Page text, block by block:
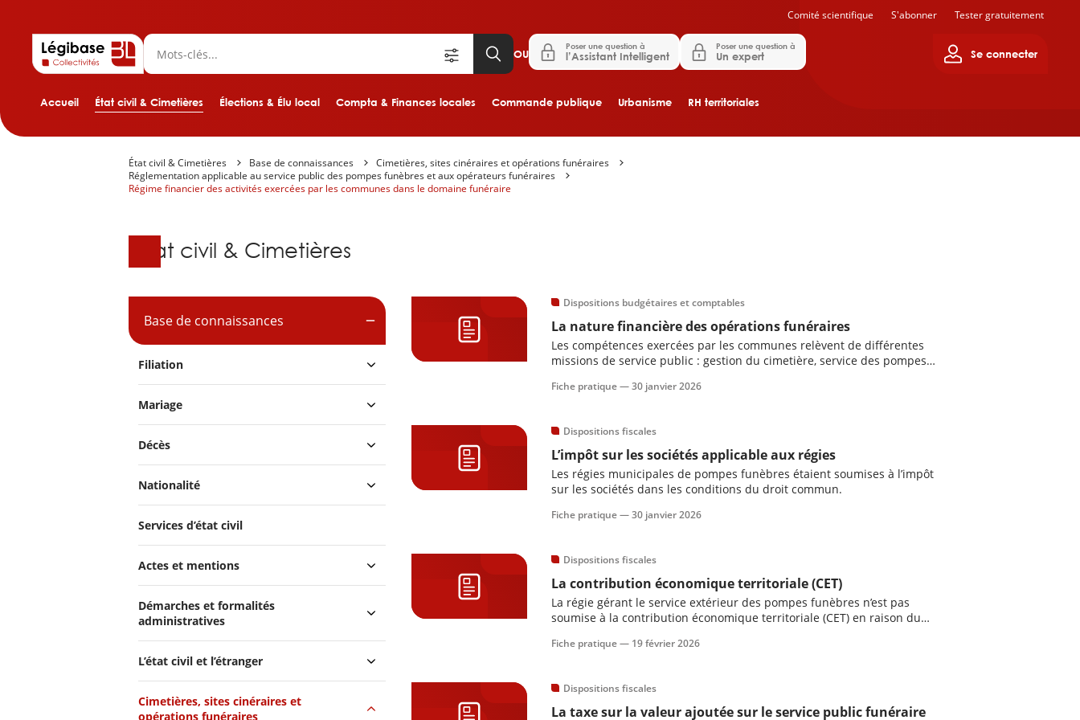
Aller au contenu principal
Accueil État civil & Cimetières Élections & Élu local Compta & Finances locales Commande publique Urbanisme RH territoriales
OU
Poser une question à
l’Assistant Intelligent
Poser une question à
Un expert Se connecter
Comité scientifique S'abonner Tester gratuitement
État civil & Cimetières Base de connaissances
Cimetières, sites cinéraires et opérations funéraires
Réglementation applicable au service public des pompes funèbres et aux opérateurs funéraires
Régime financier des activités exercées par les communes dans le domaine funéraire
Base de connaissances
État civil & Cimetières
Dispositions budgétaires et comptables
La nature financière des opérations funéraires
Les compétences exercées par les communes relèvent de différentes
missions de service public : gestion du cimetière, service des pompes
concernée – qui relève soit du service public administratif, soit du servic
Fiche pratique —30 janvier 2026
Dispositions fiscales
L’impôt sur les sociétés applicable aux régies
Les régies municipales de pompes funèbres étaient soumises à l’impôt
sur les sociétés dans les conditions du droit commun.
Fiche pratique —30 janvier 2026
Dispositions fiscales
La contribution économique territoriale (CET)
La régie gérant le service extérieur des pompes funèbres n’est pas
soumise à la contribution économique territoriale (CET) en raison du
Fiche pratique — 19 février 2026
Dispositions fiscales
La taxe sur la valeur ajoutée sur le service public funéraire
Base de connaissances
Filiation
Mariage
Décès
Nationalité
Services d’état civil
Actes et mentions
Démarches et formalités
administratives
L’état civil et l’étranger
Cimetières, sites cinéraires et
opérations funéraires